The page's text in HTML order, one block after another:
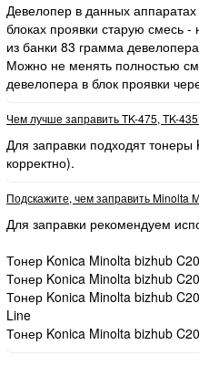
Девелопер в данных
блоках проявки старую смесь
из банки 83 грамма
Можно не менять полностью
девелопера в блок проявки
Чем лучше заправить TK-475, TK-
Для заправки подходят
корректно).
Подскажите, чем заправить Minolta
Для заправки рекомендуем
Тонер Konica Minolta bizhub
Тонер Konica Minolta bizhub
Тонер Konica Minolta bizhub
Line
Тонер Konica Minolta bizhub